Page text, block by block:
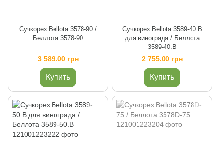
Сучкорез Bellota 3578-90 /
Беллота 3578-90
3 589.00 грн
Купить
Сучкорез Bellota 3589-40.B
для винограда / Беллота
3589-40.B
2 755.00 грн
Купить